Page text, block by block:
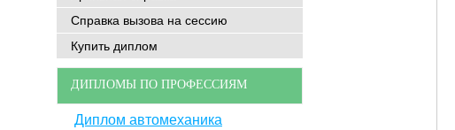
Справка вызова на сессию
Купить диплом
ДИПЛОМЫ ПО ПРОФЕССИЯМ
Диплом автомеханика